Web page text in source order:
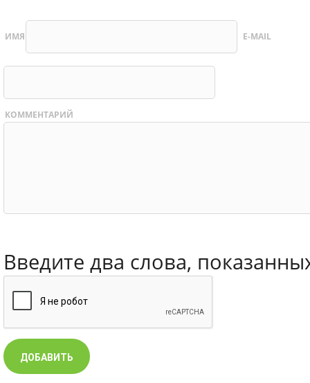
ИМЯ E-MAIL
КОММЕНТАРИЙ
Введите два слова,